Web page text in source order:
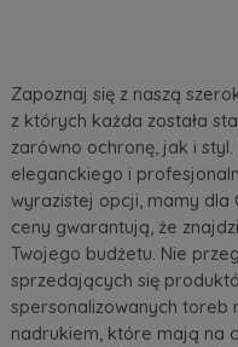
Zapoznaj się z naszą
z których każda została
zarówno ochronę, jak i
eleganckiego i
wyrazistej opcji, mamy dla
ceny gwarantują, że
Twojego budżetu. Nie
sprzedających się
spersonalizowanych toreb
nadrukiem, które mają na